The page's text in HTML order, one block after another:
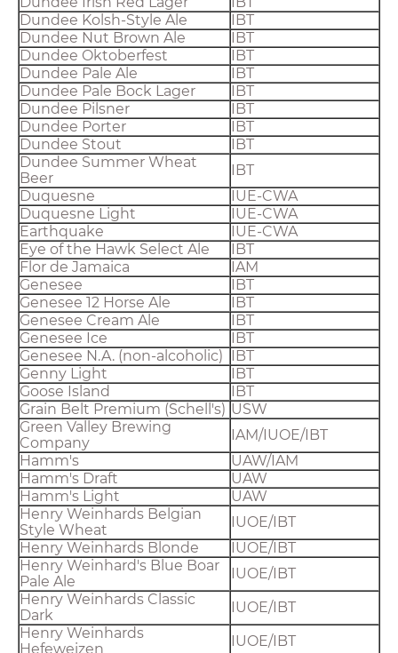
Dundee Kolsh-Style Ale
IBT
Dundee Nut Brown Ale
IBT
Dundee Oktoberfest
IBT
Dundee Pale Ale
IBT
Dundee Pale Bock Lager
IBT
Dundee Pilsner
IBT
Dundee Porter
IBT
Dundee Stout
IBT
Dundee Summer Wheat
Beer
IBT
Duquesne
IUE-CWA
Duquesne Light
IUE-CWA
Earthquake
IUE-CWA
Eye of the Hawk Select Ale
IBT
Flor de Jamaica
IAM
Genesee
IBT
Genesee 12 Horse Ale
IBT
Genesee Cream Ale
IBT
Genesee Ice
IBT
Genesee N.A. (non-alcoholic) IBT
Genny Light
IBT
Goose Island
IBT
Grain Belt Premium (Schell's) USW
Green Valley Brewing
Company
IAM/IUOE/IBT
Hamm's
UAW/IAM
Hamm's Draft
UAW
Hamm's Light
UAW
Henry Weinhards Belgian
Style Wheat
IUOE/IBT
Henry Weinhards Blonde
IUOE/IBT
Henry Weinhard's Blue Boar
Pale Ale
IUOE/IBT
Henry Weinhards Classic
Dark
IUOE/IBT
Henry Weinhards
Hefeweizen
IUOE/IBT